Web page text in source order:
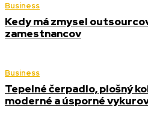
Business
Kedy má zmysel
zamestnancov
Business
Tepelné čerpadlo, plošný
moderné a úsporné